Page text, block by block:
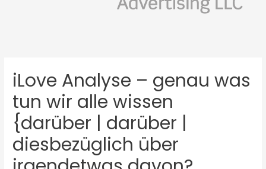
iLove Analyse – genau was
tun wir alle wissen
{darüber | darüber |
diesbezüglich über